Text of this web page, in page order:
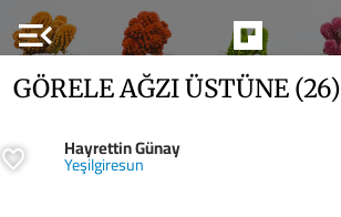
menu_open
GÖRELE AĞZI ÜSTÜNE (26)
Hayrettin Günay
Yeşilgiresun